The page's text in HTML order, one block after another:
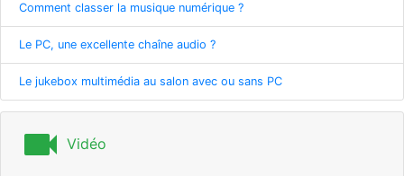
Comment classer la musique numérique ?
Le PC, une excellente chaîne audio ?
Le jukebox multimédia au salon avec ou sans PC
videocam Vidéo